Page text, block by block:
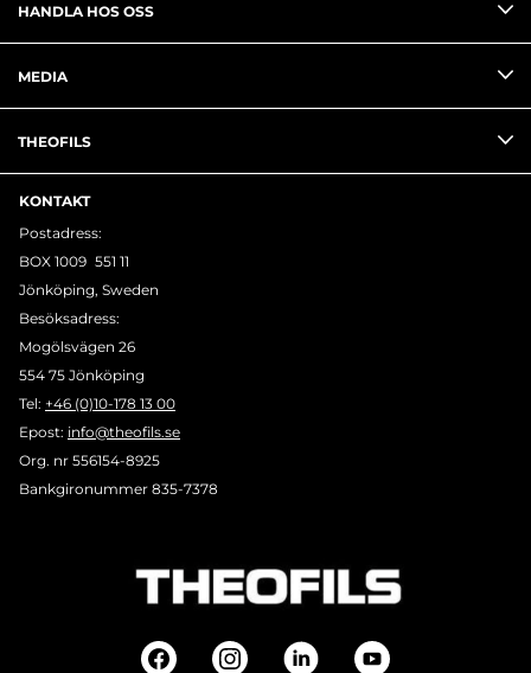
HANDLA HOS OSS
MEDIA
THEOFILS
KONTAKT
Postadress:
BOX 1009 551 11
Jönköping, Sweden
Besöksadress:
Mogölsvägen 26
554 75 Jönköping
Tel: +46 (0)10-178 13 00
Epost: info@theofils.se
Org. nr 556154-8925
Bankgironummer 835-7378